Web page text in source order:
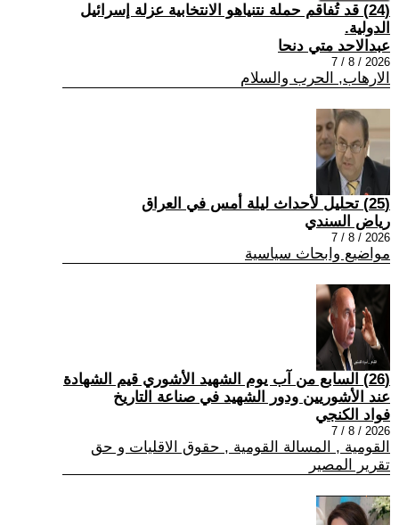
(24) قد تُفاقم حملة نتنياهو الانتخابية عزلة إسرائيل
الدولية.
عبدالاحد متي دنحا
2026 / 8 / 7
الارهاب, الحرب والسلام
(25) تحليل لأحداث ليلة أمس في العراق
رياض السندي
2026 / 8 / 7
مواضيع وابحاث سياسية
(26) السابع من آب يوم الشهيد الأشوري قيم الشهادة
عند الأشوريين ودور الشهيد في صناعة التاريخ
فواد الكنجي
2026 / 8 / 7
القومية , المسالة القومية , حقوق الاقليات و حق
تقرير المصير